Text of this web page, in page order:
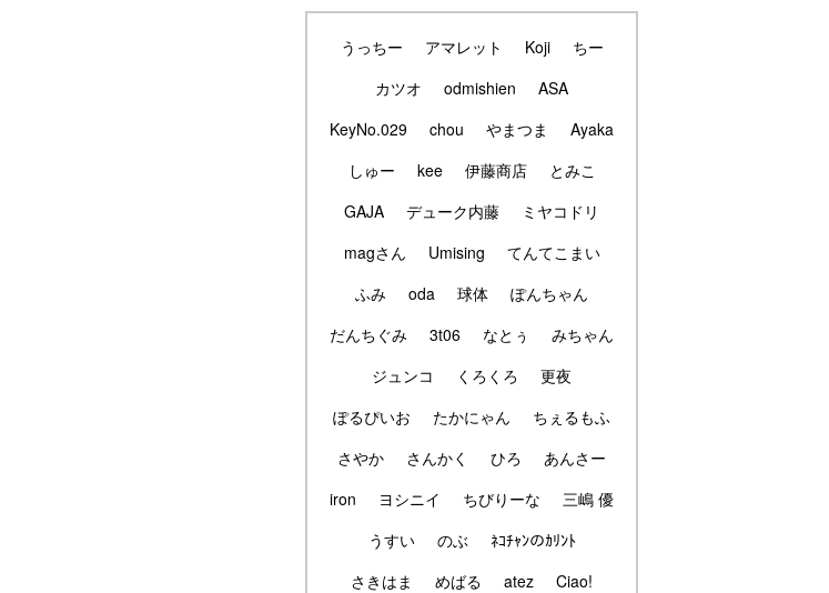
うっちー アマレット Koji
ちー
カツオ
odmishien
ASA
KeyNo.029
chou やまつま
Ayaka
しゅー
kee 伊藤商店
とみこ
GAJA
デューク内藤
ミヤコドリ
magさん
Umising
てんてこまい
ふみ
oda 球体
ぽんちゃん
だんちぐみ
3t06 なとぅ
みちゃん
ジュンコ
くろくろ
更夜
ぽるぴいお
たかにゃん
ちぇるもふ
さやか
さんかく ひろ
あんさー
iron
ヨシニイ ちびりーな
三嶋 優
うすい
のぶ
ﾈｺﾁｬﾝのｶﾘﾝﾄ
さきはま
めばる atez
Ciao!